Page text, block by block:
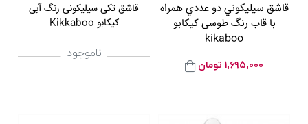
قاشق سيليکوني دو عددي همراه
با قاب رنگ طوسی کیکابو
kikaboo
۱,۶۹۵,۰۰۰ تومان
قاشق تکی سیلیکونی رنگ آبی
کیکابو Kikkaboo
ناموجود